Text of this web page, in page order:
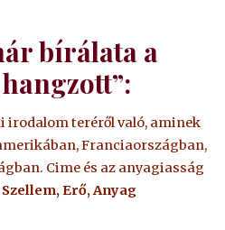
bírálata a
irodalom teréről való, aminek
Franciaországban,
Cime és az anyagiasság
Szellem, Erő, Anyag